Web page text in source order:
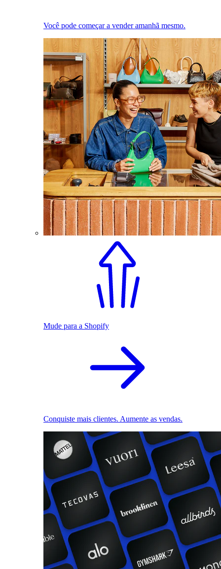
Você pode começar a vender amanhã mesmo.
Mude para a Shopify
Conquiste mais clientes. Aumente as vendas.